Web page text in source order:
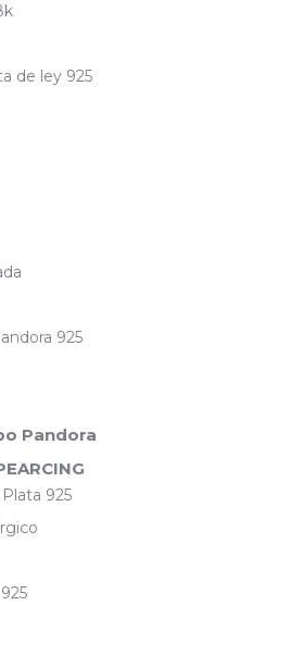
de ley 925
925
Pandora
925